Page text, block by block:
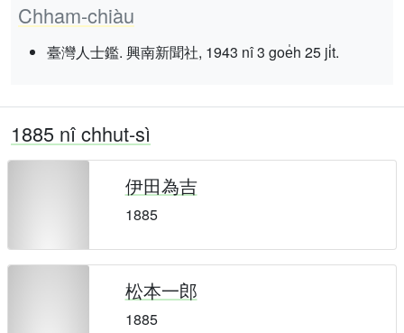
Chham-chiàu
臺灣人士鑑. 興南新聞社, 1943 nî 3 goe̍h 25 ji̍t.
1885 nî chhut-sì
伊田為吉
1885
松本一郎
1885